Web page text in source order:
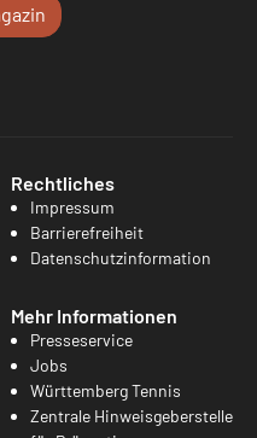
Rechtliches
Impressum
Barrierefreiheit
Datenschutzinformation
Mehr Informationen
Presseservice
Jobs
Württemberg Tennis
Zentrale Hinweisgeberstelle